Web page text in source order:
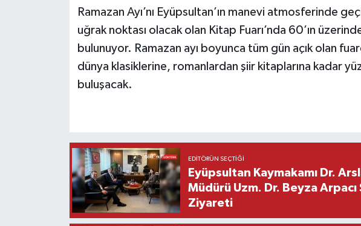
Ramazan Ayı’nı Eyüpsultan’ın manevi atmosferinde
uğrak noktası olacak olan Kitap Fuarı’nda 60’ın
bulunuyor. Ramazan ayı boyunca tüm gün açık olan
dünya klasiklerine, romanlardan şiir kitaplarına kadar
buluşacak.
EDITÖRÜN SEÇTIĞI
Eyüpsultan Kaymakamı Dr.
Müdürü Uzm. Dr. Beyza Arpacı
Ziyareti